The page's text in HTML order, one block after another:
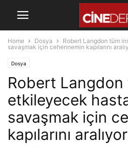
Home Dosya
Robert Langdon tüm
savaşmak için cehennemin kapılarını
Dosya
Robert Langdon
etkileyecek
savaşmak için
kapılarını